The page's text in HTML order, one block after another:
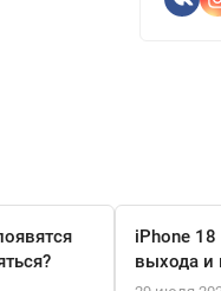
iPhone
выхода и